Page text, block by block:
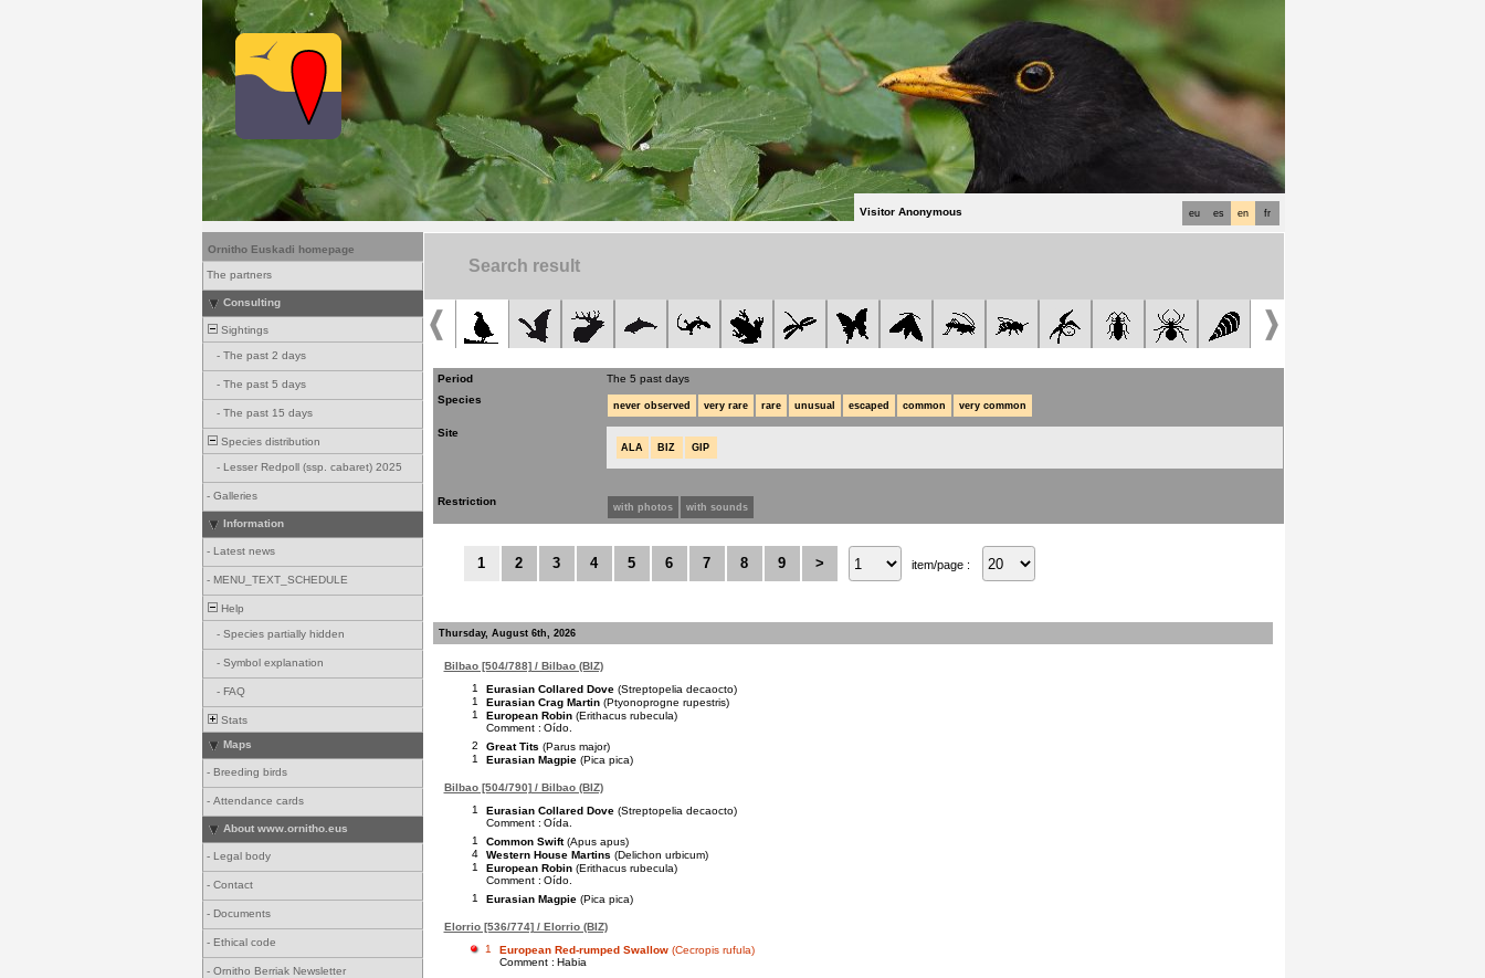
fr
en
es
eu
Visitor Anonymous
Ornitho Euskadi homepage
The partners
Consulting
Sightings
- The past 2 days
- The past 5 days
- The past 15 days
Species distribution
- Lesser Redpoll (ssp. cabaret) 2025
- Galleries
Information
- Latest news
- MENU_TEXT_SCHEDULE
Help
- Species partially hidden
- Symbol explanation
- FAQ
Stats
Maps
- Breeding birds
- Attendance cards
About www.ornitho.eus
- Legal body
- Contact
- Documents
- Ethical code
- Ornitho Berriak Newsletter
Search result
Period
The 5 past days
Species
never observed very rare rare unusual escaped common very common
Site
ALA BIZ GIP
Restriction with photos with sounds
1 2 3 4 5 6 7 8 9 > item/page :
Thursday, August 6th, 2026
Bilbao [504/788] / Bilbao (BIZ)
1
Eurasian Collared Dove (Streptopelia decaocto)
1
Eurasian Crag Martin (Ptyonoprogne rupestris)
1
European Robin (Erithacus rubecula)
Comment : Oído.
2
Great Tits (Parus major)
1
Eurasian Magpie (Pica pica)
Bilbao [504/790] / Bilbao (BIZ)
1
Eurasian Collared Dove (Streptopelia decaocto)
Comment : Oída.
1
Common Swift (Apus apus)
4
Western House Martins (Delichon urbicum)
1
European Robin (Erithacus rubecula)
Comment : Oído.
1
Eurasian Magpie (Pica pica)
Elorrio [536/774] / Elorrio (BIZ)
1
European Red-rumped Swallow (Cecropis rufula)
Comment : Habia